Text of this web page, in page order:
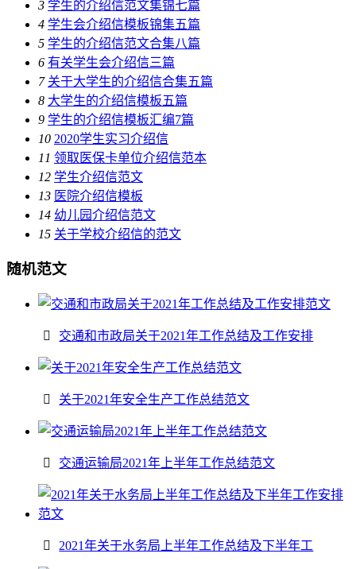
3 学生的介绍信范文集锦七篇
4 学生会介绍信模板锦集五篇
5 学生的介绍信范文合集八篇
6 有关学生会介绍信三篇
7 关于大学生的介绍信合集五篇
8 大学生的介绍信模板五篇
9 学生的介绍信模板汇编7篇
10 2020学生实习介绍信
11 领取医保卡单位介绍信范本
12 学生介绍信范文
13 医院介绍信模板
14 幼儿园介绍信范文
15 关于学校介绍信的范文
随机范文
交通和市政局关于2021年工作总结及工作安排
关于2021年安全生产工作总结范文
交通运输局2021年上半年工作总结范文
2021年关于水务局上半年工作总结及下半年工